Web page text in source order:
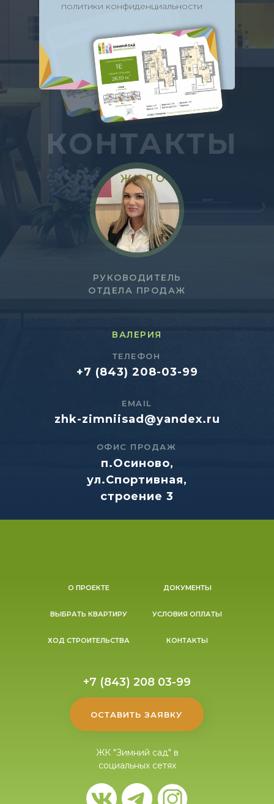
КОНТАКТЫ
политики конфиденциальности
+7 (843) 208-03-99
п.Осиново,
ул.Спортивная,
строение 3
zhk-zimniisad@yandex.ru
РУКОВОДИТЕЛЬ
ОТДЕЛА ПРОДАЖ
ВАЛЕРИЯ
ОФИС ПРОДАЖ
ТЕЛЕФОН
EMAIL
О ПРОЕКТЕ
ВЫБРАТЬ КВАРТИРУ
ХОД СТРОИТЕЛЬСТВА
ДОКУМЕНТЫ
КОНТАКТЫ
УСЛОВИЯ ОПЛАТЫ
+7 (843) 208 03-99
ОСТАВИТЬ ЗАЯВКУ
ЖК "Зимний сад" в
социальных сетях